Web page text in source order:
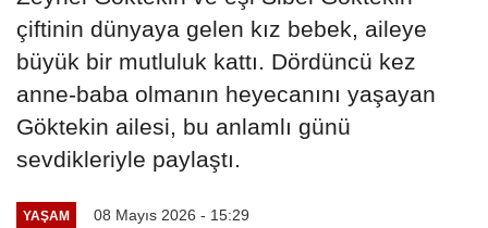
çiftinin dünyaya gelen kız bebek, aileye
büyük bir mutluluk kattı. Dördüncü kez
anne-baba olmanın heyecanını yaşayan
Göktekin ailesi, bu anlamlı günü
sevdikleriyle paylaştı.
YAŞAM 08 Mayıs 2026 - 15:29